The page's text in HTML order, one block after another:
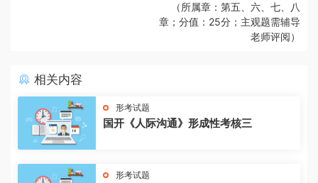
（所属章：第五、六、七、八
章；分值：25分；主观题需辅导
老师评阅）
相关内容
形考试题
国开《人际沟通》形成性考核三
形考试题